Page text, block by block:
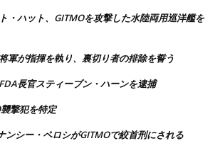
・ハット、GITMOを攻撃した水陸両用巡洋艦を
軍が指揮を執り、裏切り者の排除を誓う
長官スティーブン・ハーンを逮捕
撃犯を特定
ンシー・ペロシがGITMOで絞首刑にされる